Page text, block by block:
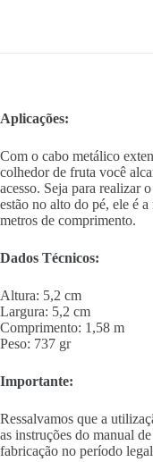
Aplicações:
Com o cabo metálico
colhedor de fruta você
acesso. Seja para realizar
estão no alto do pé, ele é
metros de comprimento.
Dados Técnicos:
Altura: 5,2 cm
Largura: 5,2 cm
Comprimento: 1,58 m
Peso: 737 gr
Importante:
Ressalvamos que a
as instruções do manual
fabricação no período